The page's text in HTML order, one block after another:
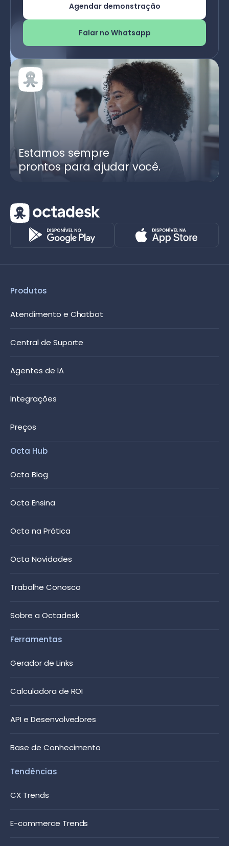
Agendar demonstração
Falar no Whatsapp
Estamos sempre
prontos para ajudar você.
Produtos
Atendimento e Chatbot
Central de Suporte
Agentes de IA
Integrações
Preços
Octa Hub
Octa Blog
Octa Ensina
Octa na Prática
Octa Novidades
Trabalhe Conosco
Sobre a Octadesk
Ferramentas
Gerador de Links
Calculadora de ROI
API e Desenvolvedores
Base de Conhecimento
Tendências
CX Trends
E-commerce Trends